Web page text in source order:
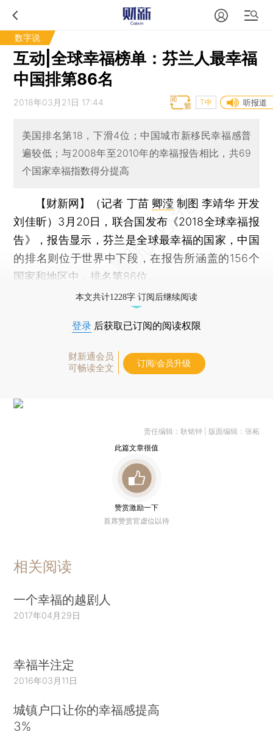
数字说
互动|全球幸福榜单：芬兰人最幸福
中国排第86名
2018年03月21日 17:44 听报道
T中
美国排名第18，下滑4位；中国城市新移民幸福感普
遍较低；与2008年至2010年的幸福报告相比，共69
个国家幸福指数得分提高
【财新网】（记者 丁苗 卿滢制图 李靖华 开发
刘佳昕） 3月20日，联合国发布《2018全球幸福报
告》，报告显示，芬兰是全球最幸福的国家，中国
的排名则位于世界中下段，在报告所涵盖的156个
国家和地区中，排名第86位。
本文共计1228字 订阅后继续阅读
登录 后获取已订阅的阅读权限
财新通会员
可畅读全文
订阅/会员升级
责任编辑：耿铭钟 | 版面编辑：张柘
此篇文章很值
赞赏激励一下
首席赞赏官虚位以待
相关阅读
一个幸福的越剧人
2017年04月29日
幸福半注定
2016年03月11日
城镇户口让你的幸福感提高
3%